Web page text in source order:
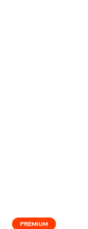
PREMIUM